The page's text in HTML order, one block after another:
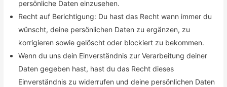
persönliche Daten einzusehen.
Recht auf Berichtigung: Du hast das Recht wann immer du
wünscht, deine persönlichen Daten zu ergänzen, zu
korrigieren sowie gelöscht oder blockiert zu bekommen.
Wenn du uns dein Einverständnis zur Verarbeitung deiner
Daten gegeben hast, hast du das Recht dieses
Einverständnis zu widerrufen und deine persönlichen Daten